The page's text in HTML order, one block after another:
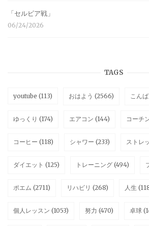
「セルビア戦」
06/24/2026
TAGS
youtube (113) おはよう (2566) こん
ゆっくり (174) エアコン (144) コーチ
コーヒー (118) シャワー (233) ストレ
ダイエット (125) トレーニング (494)
ポエム (2711) リハビリ (268) 人生
個人レッスン (1053) 努力 (470) 卓球